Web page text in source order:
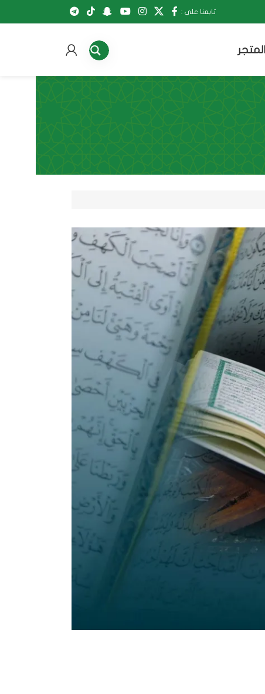
تابعنا على :
المتجر